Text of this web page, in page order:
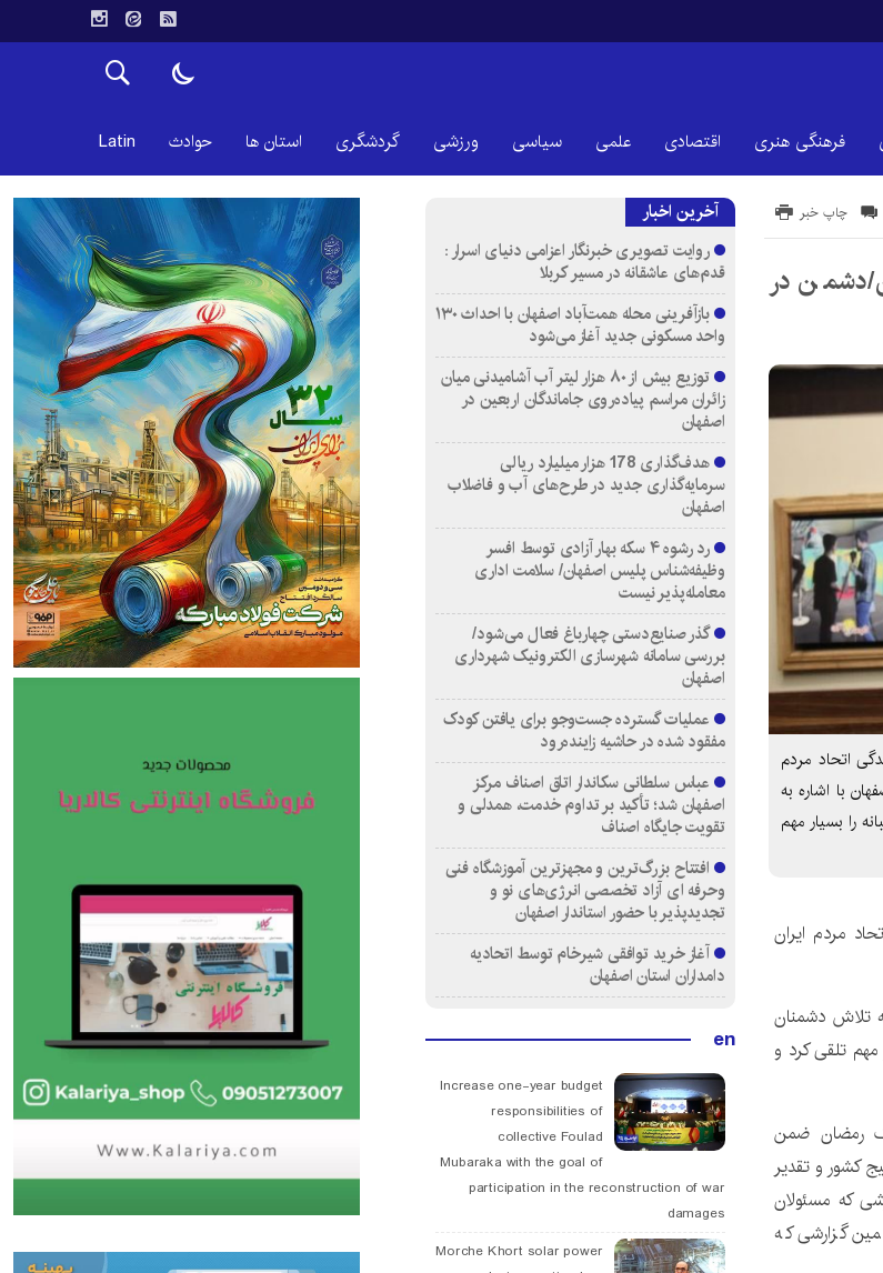
فرهنگی هنری اقتصادی علمی سیاسی ورزشی گردشگری استان ها حوادث Latin
چاپ خبر
دشمن در
اتحاد مردم
با اشاره به
را بسیار مهم
مردم ایران
تلاش دشمنان
مهم تلقی کرد و
رمضان ضمن
کشور و تقدیر
که مسئولان
گزارشی که
آخرین اخبار
روایت تصویری خبرنگار اعزامی دنیای اسرار :
قدم‌های عاشقانه در مسیر کربلا
بازآفرینی محله همت‌آباد اصفهان با احداث ۱۳۰
واحد مسکونی جدید آغاز می‌شود
توزیع بیش از ۸۰ هزار لیتر آب آشامیدنی میان
زائران مراسم پیاده‌روی جاماندگان اربعین در
اصفهان
هدف‌گذاری 178 هزار میلیارد ریالی
سرمایه‌گذاری جدید در طرح‌های آب و فاضلاب
اصفهان
رد رشوه ۴ سکه بهار آزادی توسط افسر
وظیفه‌شناس پلیس اصفهان/ سلامت اداری
معامله‌پذیر نیست
گذر صنایع‌دستی چهارباغ فعال می‌شود/
بررسی سامانه شهرسازی الکترونیک شهرداری
اصفهان
عملیات گسترده جست‌وجو برای یافتن کودک
مفقود شده در حاشیه زاینده‌رود
عباس سلطانی سکاندار اتاق اصناف مرکز
اصفهان شد؛ تأکید بر تداوم خدمت، همدلی و
تقویت جایگاه اصناف
افتتاح بزرگ‌ترین و مجهزترین آموزشگاه فنی
وحرفه ای آزاد تخصصی انرژی‌های نو و
تجدیدپذیر با حضور استاندار اصفهان
آغاز خرید توافقی شیرخام توسط اتحادیه
دامداران استان اصفهان
en
Increase one-year budget
responsibilities of
collective Foulad
Mubaraka with the goal of
participation in the reconstruction of war
damages
Morche Khort solar power